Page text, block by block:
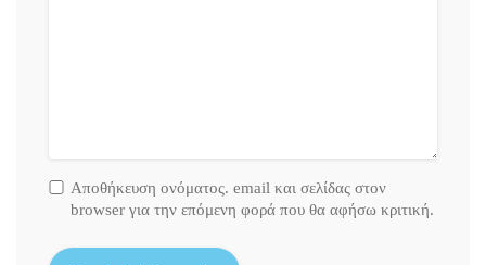
Αποθήκευση ονόματος. email και σελίδας στον
browser για την επόμενη φορά που θα αφήσω κριτική.